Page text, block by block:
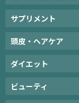
サプリメント
頭皮・ヘアケア
ダイエット
ビューティ